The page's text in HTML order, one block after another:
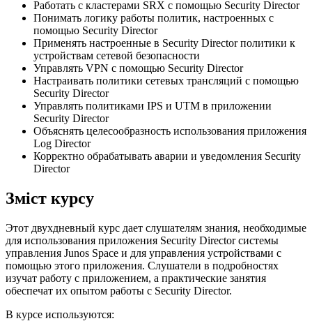
Работать с кластерами SRX с помощью Security Director
Понимать логику работы политик, настроенных с
помощью Security Director
Применять настроенные в Security Director политики к
устройствам сетевой безопасности
Управлять VPN с помощью Security Director
Настраивать политики сетевых трансляций с помощью
Security Director
Управлять политиками IPS и UTM в приложении
Security Director
Объяснять целесообразность использования приложения
Log Director
Корректно обрабатывать аварии и уведомления Security
Director
Зміст курсу
Этот двухдневный курс дает слушателям знания, необходимые
для использования приложения Security Director системы
управления Junos Space и для управления устройствами с
помощью этого приложения. Слушатели в подробностях
изучат работу с приложением, а практические занятия
обеспечат их опытом работы с Security Director.
В курсе используются: